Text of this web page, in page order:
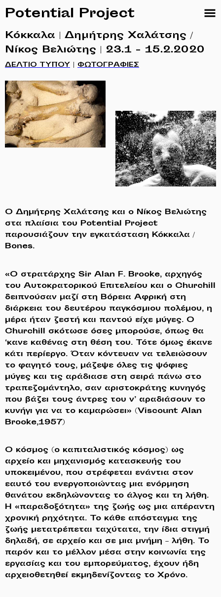
Potential Project
Κόκκαλα | Δημήτρης Χαλάτσης /
Νίκος Βελιώτης | 23.1 - 15.2.2020
ΔΕΛΤΙΟ ΤΥΠΟΥ | ΦΩΤΟΓΡΑΦΙΕΣ
Ο Δημήτρης Χαλάτσης και ο Νίκος Βελιώτης
στα πλαίσια του Potential Project
παρουσιάζουν την εγκατάσταση Κόκκαλα /
Bones.
«Ο στρατάρχης Sir Alan F. Brooke, αρχηγός
του Αυτοκρατορικού Επιτελείου και ο Churchill
δειπνούσαν μαζί στη Βόρεια Αφρική στη
διάρκεια του δευτέρου παγκόσμιου πολέμου, η
μέρα ήταν ζεστή και παντού είχε μύγες. Ο
Churchill σκότωσε όσες μπορούσε, όπως θα
‘κανε καθένας στη θέση του. Τότε όμως έκανε
κάτι περίεργο. Όταν κόντευαν να τελειώσουν
το φαγητό τους, μάζεψε όλες τις ψόφιες
μύγες και τις αράδιασε στη σειρά πάνω στο
τραπεζομάντηλο, σαν αριστοκράτης κυνηγός
που βάζει τους άντρες του ν’ αραδιάσουν το
κυνήγι για να το καμαρώσει» (Viscount Alan
Brooke,1957)
Ο κόσμος (ο καπιταλιστικός κόσμος) ως
αρχείο και μηχανισμός κατασκευής του
υποκειμένου, που στρέφεται ενάντια στον
εαυτό του ενεργοποιώντας μια ενόρμηση
θανάτου εκδηλώνοντας το άλγος και τη λήθη.
Η «παραδοξότητα» της ζωής ως μια απέραντη
χρονική ρηχότητα. Το κάθε απόσταγμα της
ζωής μετατρέπεται ταχύτατα, την ίδια στιγμή
δηλαδή, σε αρχείο και σε μια μνήμη – λήθη. Το
παρόν και το μέλλον μέσα στην κοινωνία της
εργασίας και του εμπορεύματος, έχουν ήδη
αρχειοθετηθεί εκμηδενίζοντας το Χρόνο.